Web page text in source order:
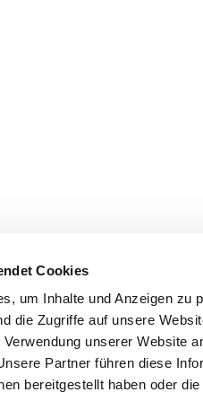
Cookies
um Inhalte und Anzeigen zu
die Zugriffe auf unsere
unserer Website
Partner führen diese
bereitgestellt haben oder